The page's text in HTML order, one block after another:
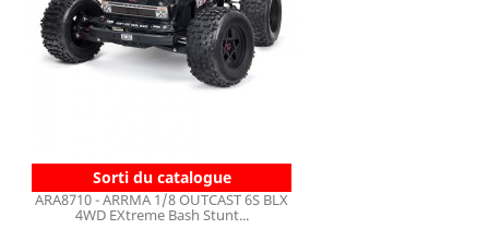
Sorti du catalogue
ARA8710 - ARRMA 1/8 OUTCAST 6S BLX
4WD EXtreme Bash Stunt...